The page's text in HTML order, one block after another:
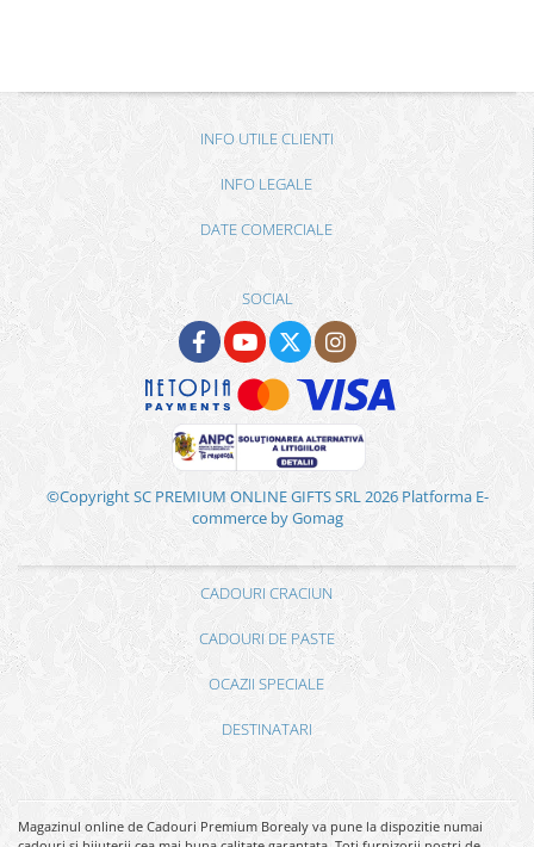
INFO UTILE CLIENTI
INFO LEGALE
DATE COMERCIALE
SOCIAL
©Copyright SC PREMIUM ONLINE GIFTS SRL 2026 Platforma E-
commerce by Gomag
CADOURI CRACIUN
CADOURI DE PASTE
OCAZII SPECIALE
DESTINATARI
Magazinul online de Cadouri Premium Borealy va pune la dispozitie numai